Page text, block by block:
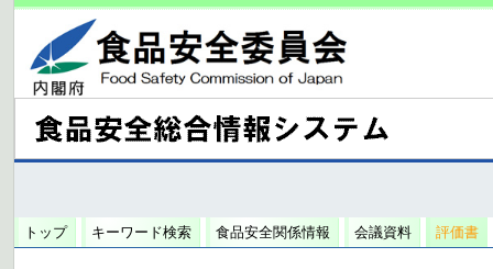
トップ キーワード検索 食品安全関係情報 会議資料 評価書